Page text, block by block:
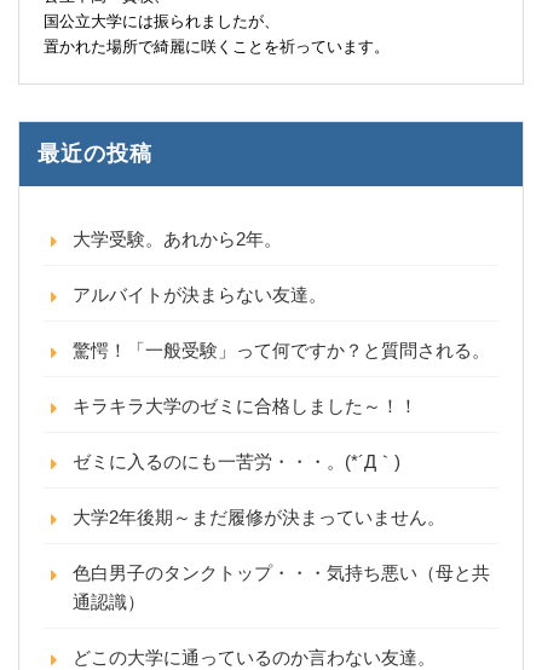
国公立大学には振られましたが、
置かれた場所で綺麗に咲くことを祈っています。
最近の投稿
大学受験。あれから2年。
アルバイトが決まらない友達。
驚愕！「一般受験」って何ですか？と質問される。
キラキラ大学のゼミに合格しました～！！
ゼミに入るのにも一苦労・・・。(*´Д｀)
大学2年後期～まだ履修が決まっていません。
色白男子のタンクトップ・・・気持ち悪い（母と共
通認識）
どこの大学に通っているのか言わない友達。